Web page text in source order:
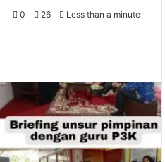
0 26 Less than a minute